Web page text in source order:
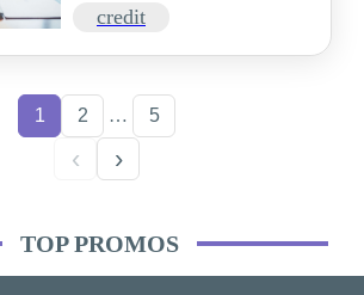
credit
1 2 … 5
‹ ›
TOP PROMOS